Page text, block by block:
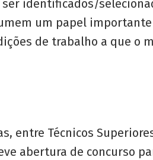
identificados/
um papel
de trabalho a que o
entre Técnicos
abertura de concurso